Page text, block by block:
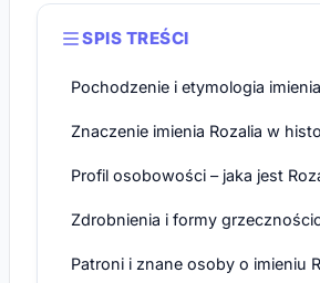
SPIS TREŚCI
Pochodzenie i etymologia
Znaczenie imienia Rozalia w
Profil osobowości – jaka jest
Zdrobnienia i formy
Patroni i znane osoby o imieniu